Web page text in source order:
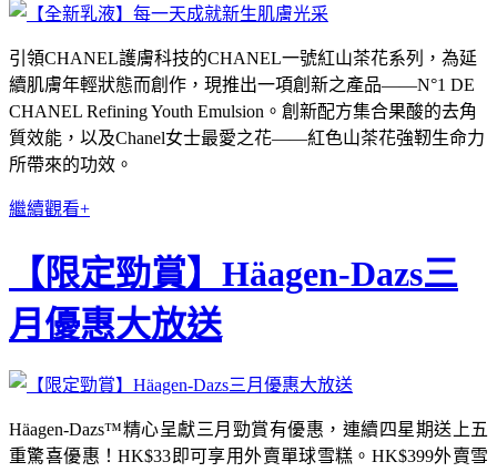
引領CHANEL護膚科技的CHANEL一號紅山茶花系列，為延
續肌膚年輕狀態而創作，現推出一項創新之產品——N°1 DE
CHANEL Refining Youth Emulsion。創新配方集合果酸的去角
質效能，以及Chanel女士最愛之花——紅色山茶花強靭生命力
所帶來的功效。
繼續觀看+
【限定勁賞】Häagen-Dazs三
月優惠大放送
Häagen-Dazs™精心呈獻三月勁賞有優惠，連續四星期送上五
重驚喜優惠！HK$33即可享用外賣單球雪糕。HK$399外賣雪